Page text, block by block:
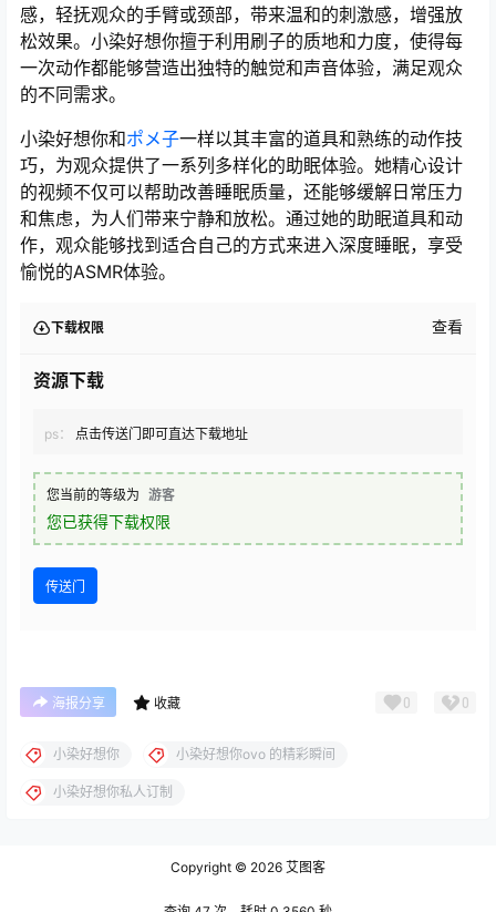
感，轻抚观众的手臂或颈部，带来温和的刺激感，增强放
松效果。小染好想你擅于利用刷子的质地和力度，使得每
一次动作都能够营造出独特的触觉和声音体验，满足观众
的不同需求。
小染好想你和ポメ子一样以其丰富的道具和熟练的动作技
巧，为观众提供了一系列多样化的助眠体验。她精心设计
的视频不仅可以帮助改善睡眠质量，还能够缓解日常压力
和焦虑，为人们带来宁静和放松。通过她的助眠道具和动
作，观众能够找到适合自己的方式来进入深度睡眠，享受
愉悦的ASMR体验。
下载权限 查看
资源下载
ps： 点击传送门即可直达下载地址
您当前的等级为 游客
您已获得下载权限
传送门
海报分享 收藏 0 0
小染好想你 小染好想你ovo 的精彩瞬间
小染好想你私人订制
Copyright © 2026 艾图客